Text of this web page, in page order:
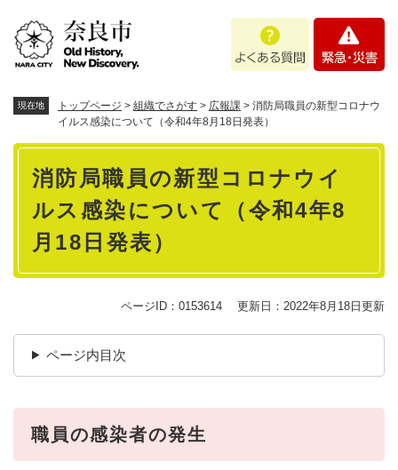
あ
問
・
現在地 トップページ > 組織でさがす > 広報課 > 消防局職員の新型コロナウ
イルス感染について（令和4年8月18日発表）
本
消防局職員の新型コロナウイ
ルス感染について（令和4年8
月18日発表）
ページID：0153614 更新日：2022年8月18日更新
ページ内目次
職員の感染者の発生